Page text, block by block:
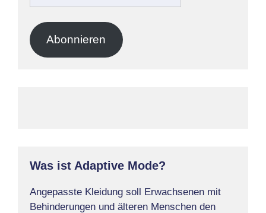
Adresse
Abonnieren
Was ist Adaptive Mode?
Angepasste Kleidung soll Erwachsenen mit
Behinderungen und älteren Menschen den